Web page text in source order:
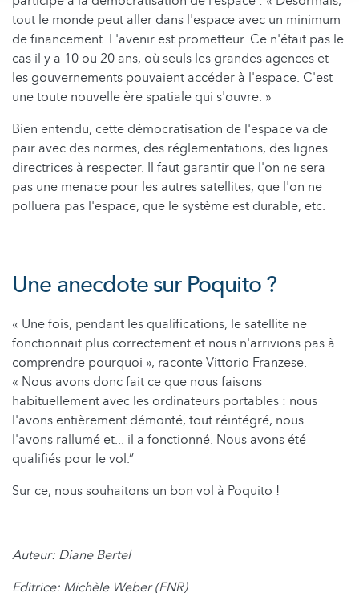
tout le monde peut aller dans l'espace avec un minimum
de financement. L'avenir est prometteur. Ce n'était pas le
cas il y a 10 ou 20 ans, où seuls les grandes agences et
les gouvernements pouvaient accéder à l'espace. C'est
une toute nouvelle ère spatiale qui s'ouvre. »
Bien entendu, cette démocratisation de l'espace va de
pair avec des normes, des réglementations, des lignes
directrices à respecter. Il faut garantir que l'on ne sera
pas une menace pour les autres satellites, que l'on ne
polluera pas l'espace, que le système est durable, etc.
Une anecdote sur Poquito ?
« Une fois, pendant les qualifications, le satellite ne
fonctionnait plus correctement et nous n'arrivions pas à
comprendre pourquoi », raconte Vittorio Franzese.
« Nous avons donc fait ce que nous faisons
habituellement avec les ordinateurs portables : nous
l'avons entièrement démonté, tout réintégré, nous
l'avons rallumé et... il a fonctionné. Nous avons été
qualifiés pour le vol.”
Sur ce, nous souhaitons un bon vol à Poquito !
Auteur: Diane Bertel
Editrice: Michèle Weber (FNR)